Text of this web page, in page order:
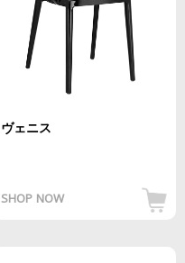
ヴェニス
SHOP NOW